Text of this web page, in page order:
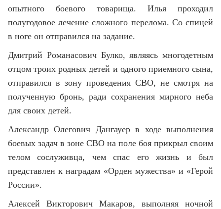
опытного боевого товарища. Илья проходил
полугодовое лечение сложного перелома. Со спицей
в ноге он отправился на задание.
Дмитрий Романасович Булко, являясь многодетным
отцом троих родных детей и одного приемного сына,
отправился в зону проведения СВО, не смотря на
полученную бронь, ради сохранения мирного неба
для своих детей.
Александр Олегович Дангауер в ходе выполнения
боевых задач в зоне СВО на поле боя прикрыл своим
телом сослуживца, чем спас его жизнь и был
представлен к наградам «Орден мужества» и «Герой
России».
Алексей Викторович Макаров, выполняя ночной